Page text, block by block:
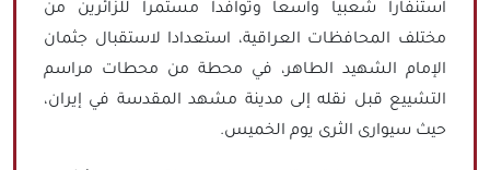
استنفارا شعبيا واسعا وتوافدا مستمرا للزائرين من
مختلف المحافظات العراقية، استعدادا لاستقبال جثمان
الإمام الشهيد الطاهر، في محطة من محطات مراسم
التشييع قبل نقله إلى مدينة مشهد المقدسة في إيران،
حيث سيوارى الثرى يوم الخميس.